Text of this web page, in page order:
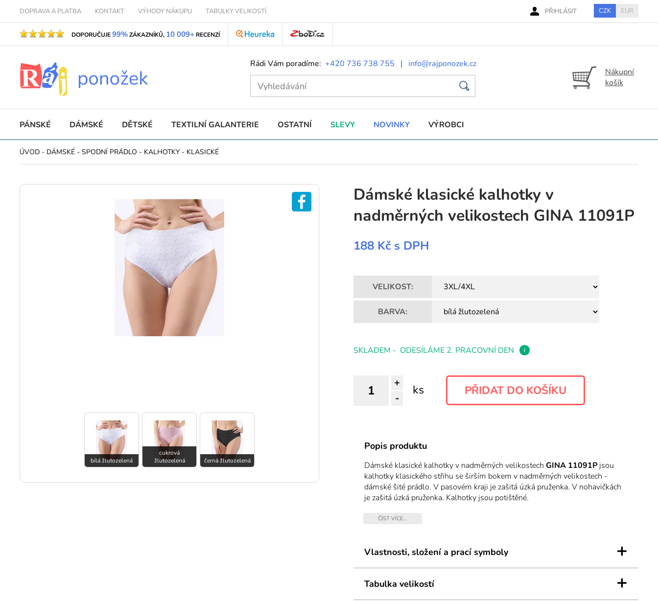
DOPRAVA A PLATBA KONTAKT VÝHODY NÁKUPU TABULKY VELIKOSTÍ PŘIHLÁSIT CZK EUR
DOPORUČUJE99%ZÁKAZNÍKŮ, 10 009+ RECENZÍ
Rádi Vám poradíme: +420 736 738 755 | info@rajponozek.cz
Nákupní
košík
PÁNSKÉ DÁMSKÉ DĚTSKÉ TEXTILNÍ GALANTERIE OSTATNÍ SLEVY NOVINKY VÝROBCI
ÚVOD - DÁMSKÉ -SPODNÍ PRÁDLO - KALHOTKY - KLASICKÉ
bílá žlutozelená
cukrová
žlutozelená
černá žlutozelená
Dámské klasické kalhotky v
nadměrných velikostech GINA 11091P
188 Kč s DPH
VELIKOST:
BARVA:
SKLADEM - ODESÍLÁME 2. PRACOVNÍ DEN i
+
-
ks
Popis produktu
Dámské klasické kalhotky v nadměrných velikostechGINA 11091P jsou
kalhotky klasického střihu se širším bokem v nadměrných velikostech -
dámské šité prádlo. V pasovém kraji je zašitá úzká pruženka. V nohavičkách
je zašitá úzká pruženka. Kalhotky jsou potištěné.
pro všechny, kteří hledají přírodní materiály. Elastan přidává materiálu
ČÍST VÍCE...
Vlastnosti, složení a prací symboly +
Tabulka velikostí +